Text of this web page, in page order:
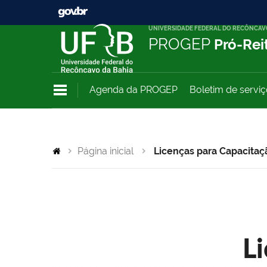
UNIVERSIDADE FEDERAL DO
PROGEP Pró-
Agenda da PROGEP Boletim de
Página inicial Licenças para